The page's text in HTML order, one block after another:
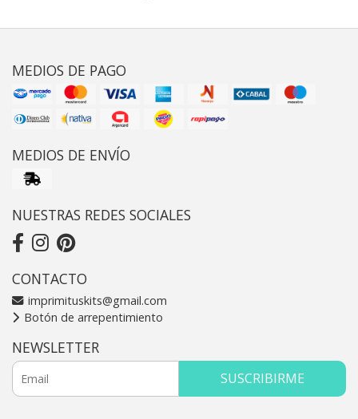
MEDIOS DE PAGO
MEDIOS DE ENVÍO
NUESTRAS REDES SOCIALES
CONTACTO
imprimituskits@gmail.com
Botón de arrepentimiento
NEWSLETTER
SUSCRIBIRME